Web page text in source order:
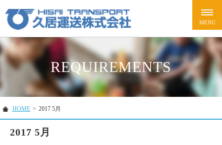
REQUIREMENTS
HOME > 2017 5月
2017 5月